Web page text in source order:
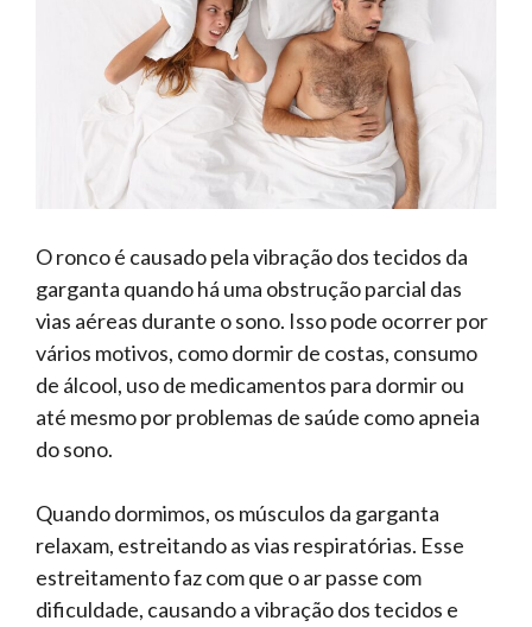
O ronco é causado pela vibração dos tecidos da
garganta quando há uma obstrução parcial das
vias aéreas durante o sono. Isso pode ocorrer por
vários motivos, como dormir de costas, consumo
de álcool, uso de medicamentos para dormir ou
até mesmo por problemas de saúde como apneia
do sono.
Quando dormimos, os músculos da garganta
relaxam, estreitando as vias respiratórias. Esse
estreitamento faz com que o ar passe com
dificuldade, causando a vibração dos tecidos e